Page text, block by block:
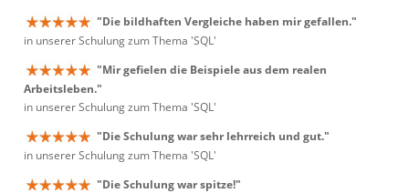
"Die bildhaften Vergleiche haben mir gefallen."
in unserer Schulung zum Thema 'SQL'
"Mir gefielen die Beispiele aus dem realen
Arbeitsleben."
in unserer Schulung zum Thema 'SQL'
"Die Schulung war sehr lehrreich und gut."
in unserer Schulung zum Thema 'SQL'
"Die Schulung war spitze!"